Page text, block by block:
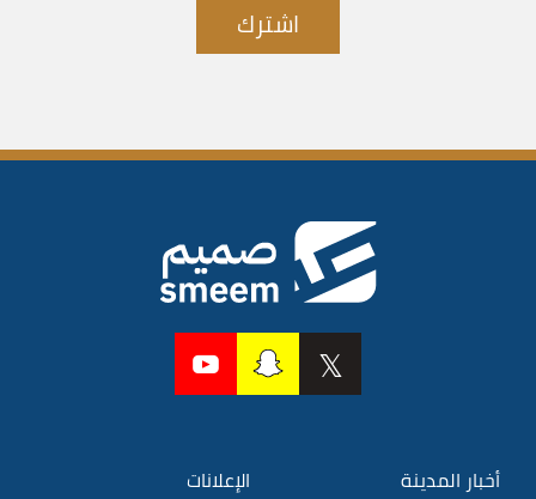
اشترك
أخبار المدينة
الإعلانات